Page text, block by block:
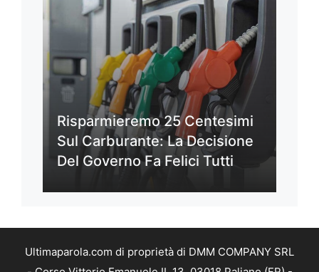
Risparmieremo 25 Centesimi
Sul Carburante: La Decisione
Del Governo Fa Felici Tutti
Ultimaparola.com di proprietà di DMM COMPANY SRL